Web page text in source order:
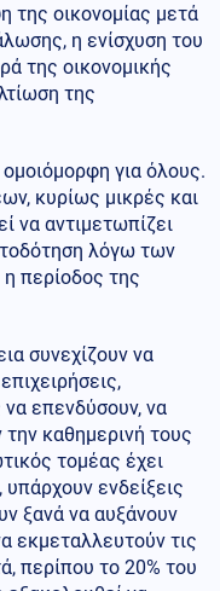
της οικονομίας μετά
η ενίσχυση του
της οικονομικής
της
για όλους.
κυρίως μικρές και
να αντιμετωπίζει
λόγω των
περίοδος της
συνεχίζουν να
να επενδύσουν, να
καθημερινή τους
τομέας έχει
ενδείξεις
ξανά να αυξάνουν
εκμεταλλευτούν τις
περίπου το 20% του